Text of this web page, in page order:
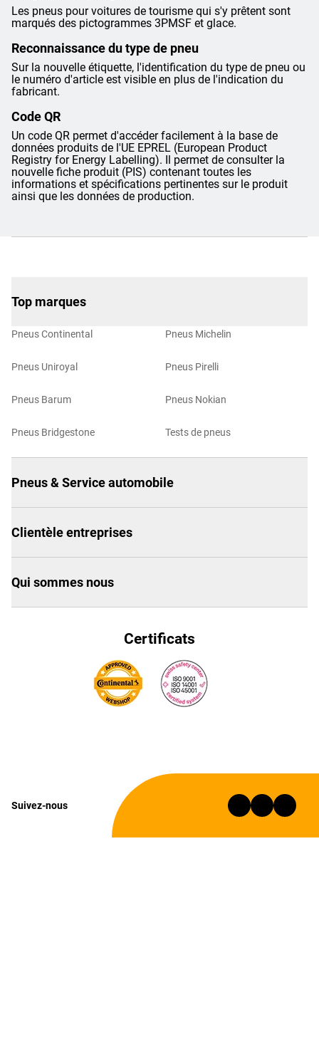
Les pneus pour voitures de tourisme qui s'y prêtent sont
marqués des pictogrammes 3PMSF et glace.
Reconnaissance du type de pneu
Sur la nouvelle étiquette, l'identification du type de pneu ou
le numéro d'article est visible en plus de l'indication du
fabricant.
Code QR
Un code QR permet d'accéder facilement à la base de
données produits de l'UE EPREL (European Product
Registry for Energy Labelling). Il permet de consulter la
nouvelle fiche produit (PIS) contenant toutes les
informations et spécifications pertinentes sur le produit
ainsi que les données de production.
Top marques
Pneus Continental
Pneus Uniroyal
Pneus Barum
Pneus Bridgestone
Pneus Michelin
Pneus Pirelli
Pneus Nokian
Tests de pneus
Pneus & Service automobile
Clientèle entreprises
Qui sommes nous
Certificats
Suivez-nous